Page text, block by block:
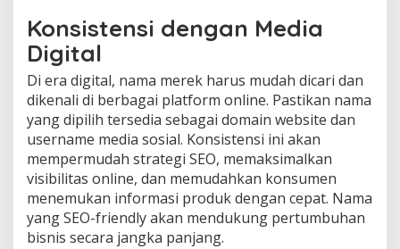
Konsistensi dengan Media
Digital
Di era digital, nama merek harus mudah dicari dan
dikenali di berbagai platform online. Pastikan nama
yang dipilih tersedia sebagai domain website dan
username media sosial. Konsistensi ini akan
mempermudah strategi SEO, memaksimalkan
visibilitas online, dan memudahkan konsumen
menemukan informasi produk dengan cepat. Nama
yang SEO-friendly akan mendukung pertumbuhan
bisnis secara jangka panjang.